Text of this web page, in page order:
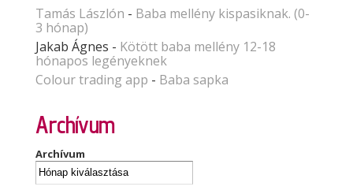
Tamás Lászlón - Baba mellény kispasiknak. (0-
3 hónap)
Jakab Ágnes - Kötött baba mellény 12-18
hónapos legényeknek
Colour trading app - Baba sapka
Archívum
Archívum